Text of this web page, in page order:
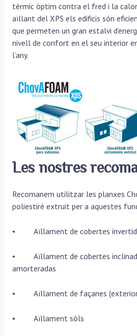
tèrmic òptim contra el fred i la
aïllant del XPS els edificis són
que permeten un gran estalvi
nivell de confort en el seu interior
l’any.
Les nostres
Recomanem utilitzar les planxes
poliestirè extruit per a aquestes
• Aïllament de cobertes
• Aïllament de cobertes
amorteradas
• Aïllament de façanes
• Aïllament sòls